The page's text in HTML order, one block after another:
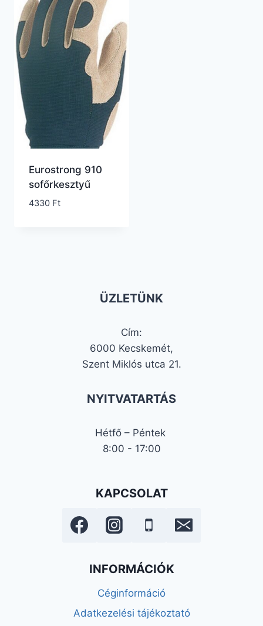
Eurostrong 910
sofőrkesztyű
4330 Ft
ÜZLETÜNK
Cím:
6000 Kecskemét,
Szent Miklós utca 21.
NYITVATARTÁS
Hétfő – Péntek
8:00 - 17:00
KAPCSOLAT
INFORMÁCIÓK
Céginformáció
Adatkezelési tájékoztató